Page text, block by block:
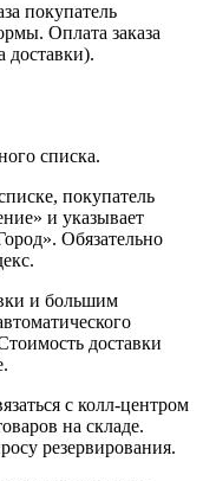
покупатель
Оплата заказа
доставки).
списка.
покупатель
и указывает
Обязательно
и большим
доставки
с колл‑центром
на складе.
резервирования.